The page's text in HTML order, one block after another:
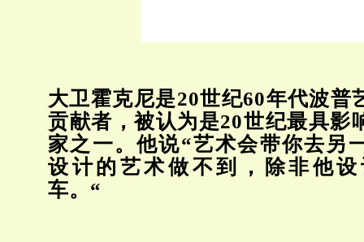
大卫霍克尼是20世纪60年代波普
贡献者，被认为是20世纪最具影
家之一。他说“艺术会带你去另
设计的艺术做不到，除非他
车。“